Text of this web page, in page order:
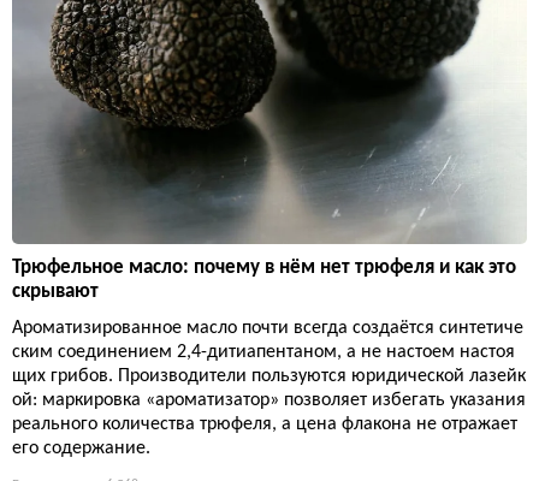
Трюфельное масло: почему в нём нет трюфеля и как это
скрывают
Ароматизированное масло почти всегда создаётся синтетиче
ским соединением 2,4-дитиапентаном, а не настоем настоя
щих грибов. Производители пользуются юридической лазейк
ой: маркировка «ароматизатор» позволяет избегать указания
реального количества трюфеля, а цена флакона не отражает
его содержание.